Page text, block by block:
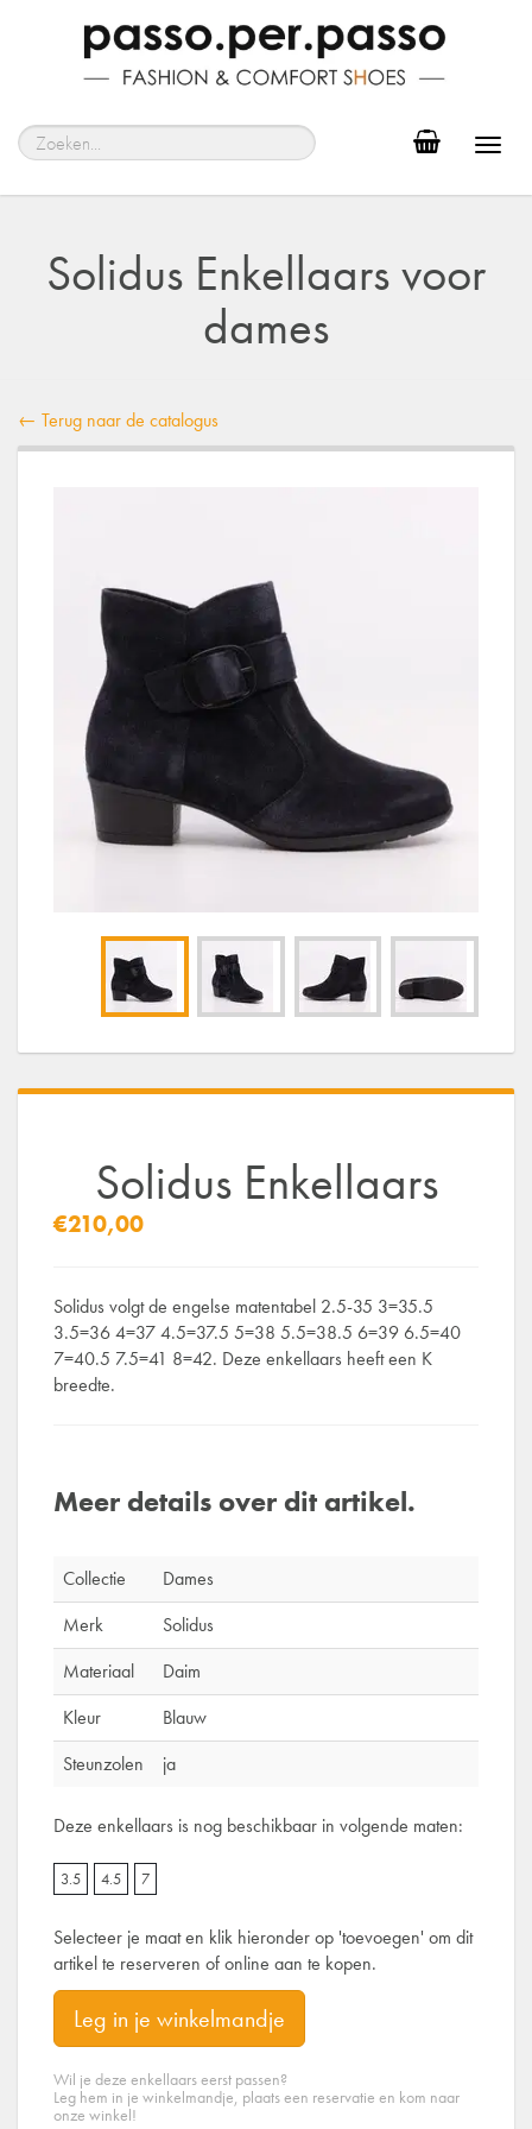
Solidus Enkellaars voor
dames
← Terug naar de catalogus
Solidus Enkellaars
€210,00
Solidus volgt de engelse matentabel 2.5-35 3=35.5
3.5=36 4=37 4.5=37.5 5=38 5.5=38.5 6=39 6.5=40
7=40.5 7.5=41 8=42. Deze enkellaars heeft een K
breedte.
Meer details over dit artikel.
Collectie
Dames
Merk
Solidus
Materiaal
Daim
Kleur
Blauw
Steunzolen
ja
Deze enkellaars is nog beschikbaar in volgende maten:
3.5 4.5 7
Selecteer je maat en klik hieronder op 'toevoegen' om dit
artikel te reserveren of online aan te kopen.
Leg in je winkelmandje
Wil je deze enkellaars eerst passen?
Leg hem in je winkelmandje, plaats een reservatie en kom naar
onze winkel!